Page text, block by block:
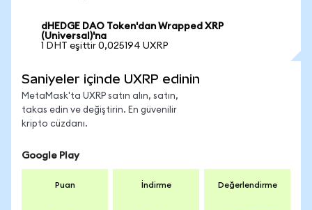
dHEDGE DAO Token'dan Wrapped XRP
(Universal)'na
1 DHT eşittir 0,025194 UXRP
Saniyeler içinde UXRP edinin
MetaMask'ta UXRP satın alın, satın,
takas edin ve değiştirin. En güvenilir
kripto cüzdanı.
Google Play
Puan İndirme Değerlendirme